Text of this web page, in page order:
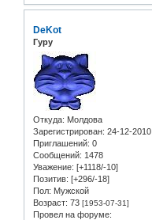
DeKot
Гуру
Откуда: Молдова
Зарегистрирован: 24-12-2010
Приглашений: 0
Сообщений: 1478
Уважение: [+1118/-10]
Позитив: [+296/-18]
Пол: Мужской
Возраст: 73 [1953-07-31]
Провел на форуме: